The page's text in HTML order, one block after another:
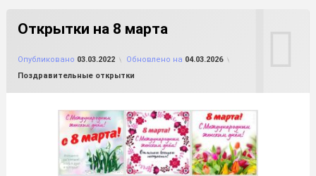
Открытки на 8 марта
Опубликовано 03.03.2022 Обновлено на 04.03.2026
Рубрики:
Поздравительные открытки